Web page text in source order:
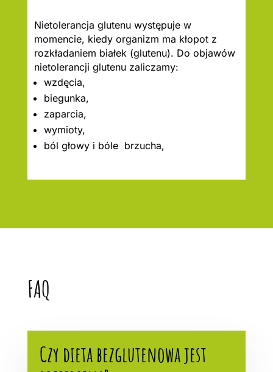
Nietolerancja glutenu występuje w
momencie, kiedy organizm ma kłopot z
rozkładaniem białek (glutenu). Do objawów
nietolerancji glutenu zaliczamy:
wzdęcia,
biegunka,
zaparcia,
wymioty,
ból głowy i bóle brzucha,
FAQ
Czy dieta bezglutenowa jest